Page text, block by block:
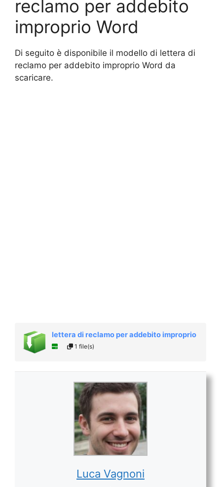
reclamo per addebito
improprio Word
Di seguito è disponibile il modello di lettera di
reclamo per addebito improprio Word da
scaricare.
lettera di reclamo per addebito improprio
1 file(s)
Luca Vagnoni